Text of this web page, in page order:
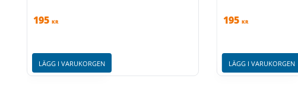
195 KR
LÄGG I VARUKORGEN
195 KR
LÄGG I VARUKORGEN